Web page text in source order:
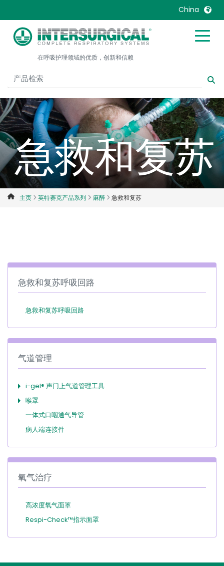
China
United Kingdom
United States
Belgique, Français
Canada, English
Canada, Français
China
Colombia
Denmark
Malaysia
Mexico
Nederlands
Norway
Portugal
International English
在呼吸护理领域的优质，创新和信赖
急救和复苏
主页 英特赛克产品系列 麻醉 急救和复苏
急救和复苏呼吸回路
急救和复苏呼吸回路
气道管理
i-gel® 声门上气道管理工具
喉罩
一体式口咽通气导管
病人端连接件
氧气治疗
高浓度氧气面罩
Respi-Check™指示面罩